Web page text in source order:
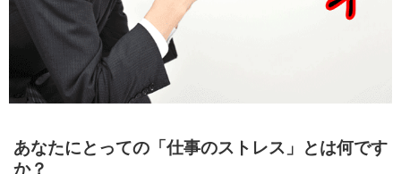
あなたにとっての「仕事のストレス」とは何です
か？